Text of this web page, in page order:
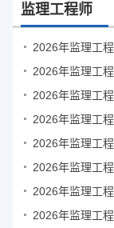
监理工程师
2026年监理工